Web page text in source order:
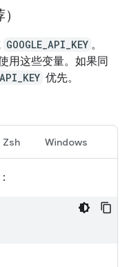
GOOGLE_API_KEY 。
用这些变量。如果同
优先。
Zsh Windows